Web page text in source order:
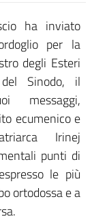
ha inviato
per la
degli Esteri
Sinodo, il
messaggi,
ecumenico e
Irinej
punti di
le più
ortodossa e a